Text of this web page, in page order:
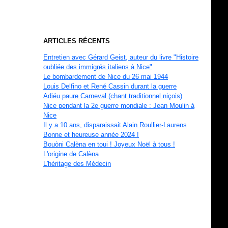
ARTICLES RÉCENTS
Entretien avec Gérard Geist, auteur du livre "Histoire
oubliée des immigrés italiens à Nice"
Le bombardement de Nice du 26 mai 1944
Louis Delfino et René Cassin durant la guerre
Adiéu paure Carneval (chant traditionnel niçois)
Nice pendant la 2e guerre mondiale : Jean Moulin à
Nice
Il y a 10 ans, disparaissait Alain Roullier-Laurens
Bonne et heureuse année 2024 !
Bouòni Calèna en toui ! Joyeux Noël à tous !
L'origine de Calèna
L'héritage des Médecin